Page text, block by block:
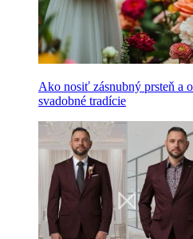
Ako nosiť zásnubný prsteň a
svadobné tradície